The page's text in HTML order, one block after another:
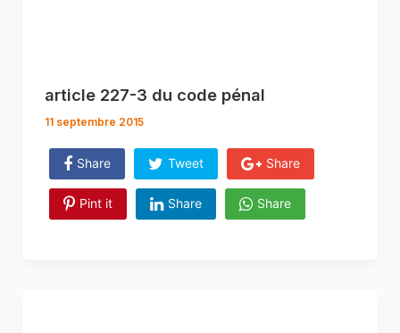
article 227-3 du code pénal
11 septembre 2015
Share Tweet Share
Pint it Share Share